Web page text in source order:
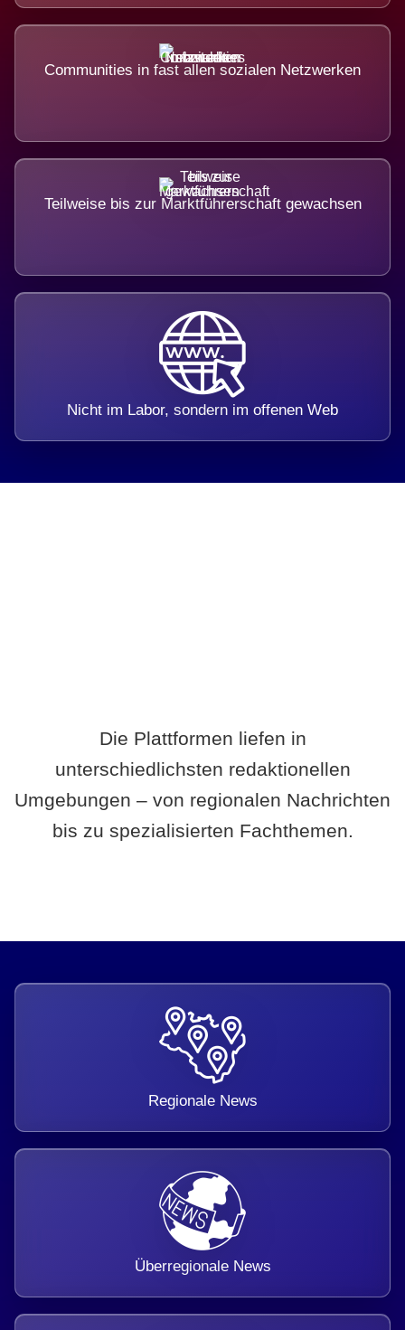
Communities in fast allen sozialen Netzwerken
Teilweise bis zur Marktführerschaft gewachsen
Nicht im Labor, sondern im offenen Web
Die Plattformen liefen in
unterschiedlichsten redaktionellen
Umgebungen – von regionalen Nachrichten
bis zu spezialisierten Fachthemen.
Regionale News
Überregionale News